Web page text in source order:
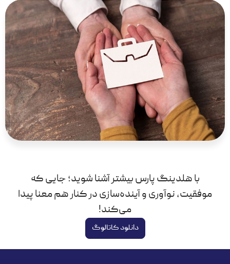
با هلدینگ پارس بیشتر آشنا شوید؛ جایی که
موفقیت، نوآوری و آینده‌سازی در کنار هم معنا پیدا
می‌کند!
دانلود کاتالوگ